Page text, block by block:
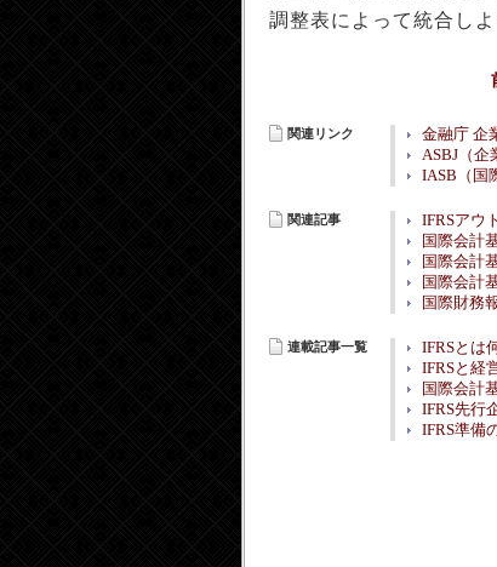
調整表によって統合し
関連リンク
金融庁 企
ASBJ（企
IASB（国
関連記事
IFRSアウ
国際会計
国際会計
国際会計
国際財務
連載記事一覧
IFRSとは
IFRSと経
国際会計
IFRS先行
IFRS準備